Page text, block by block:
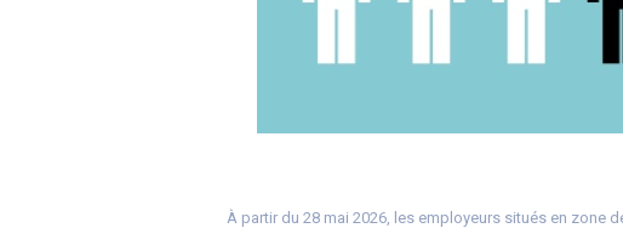
À partir du 28 mai 2026, les employeurs situés en zone